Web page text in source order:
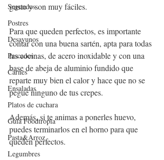
Segundos
Postres
Desayunos
Pescados
Carnes
Ensaladas
Platos de cuchara
Guía Foodtropia
Pasta&Arroz
Legumbres
gusto y son muy fáciles.
Para que queden perfectos, es importante
contar con una buena sartén, apta para todas
las cocinas, de acero inoxidable y con una
base de abeja de aluminio fundido que
reparte muy bien el calor y hace que no se
pegue ninguno de tus crepes.
Además, si te animas a ponerles huevo,
puedes terminarlos en el horno para que
queden perfectos.